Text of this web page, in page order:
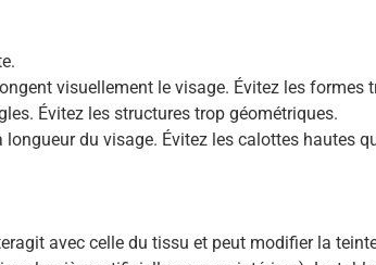
visuellement le visage. Évitez les formes
Évitez les structures trop géométriques.
du visage. Évitez les calottes hautes
avec celle du tissu et peut modifier la